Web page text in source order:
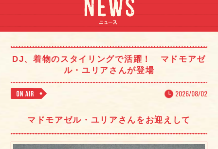
DJ、着物のスタイリングで活躍！ マドモアゼ
ル・ユリアさんが登場
2026/08/02
マドモアゼル・ユリアさんをお迎えして